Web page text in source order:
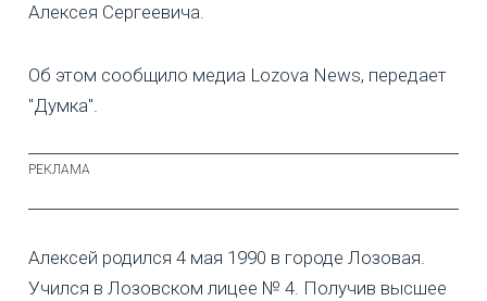
Алексея Сергеевича.
Об этом сообщило медиа Lozova News, передает
"Думка".
Алексей родился 4 мая 1990 в городе Лозовая.
Учился в Лозовском лицее № 4. Получив высшее